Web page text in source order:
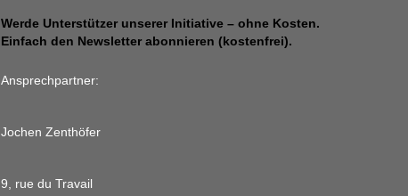
Werde Unterstützer unserer Initiative – ohne Kosten.
Einfach den Newsletter abonnieren (kostenfrei).
Ansprechpartner:
Jochen Zenthöfer
9, rue du Travail